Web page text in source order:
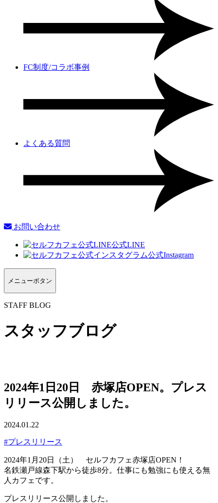
FC制度/コラボ事例
よくある質問
お問い合わせ
公式LINE
公式Instagram
メニューボタン
STAFF BLOG
スタッフブログ
2024年1日20日 赤塚店OPEN。プレス
リリース公開しました。
2024.01.22
#プレスリリース
2024年1月20日（土） セルフカフェ赤塚店OPEN！
名鉄瀬戸線森下駅から徒歩8分。仕事にも勉強にも使える無
人カフェです。
プレスリリース公開しました。